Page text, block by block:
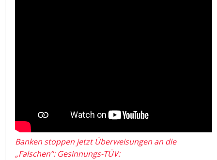
Banken stoppen jetzt Überweisungen an die
„Falschen“: Gesinnungs-TÜV: